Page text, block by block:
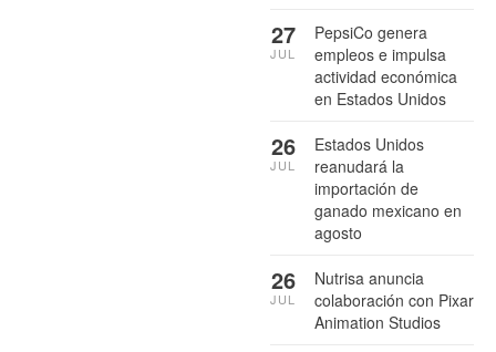
PepsiCo genera
empleos e impulsa
actividad económica
en Estados Unidos
27
JUL
Estados Unidos
reanudará la
importación de
ganado mexicano en
agosto
26
JUL
Nutrisa anuncia
colaboración con Pixar
Animation Studios
26
JUL